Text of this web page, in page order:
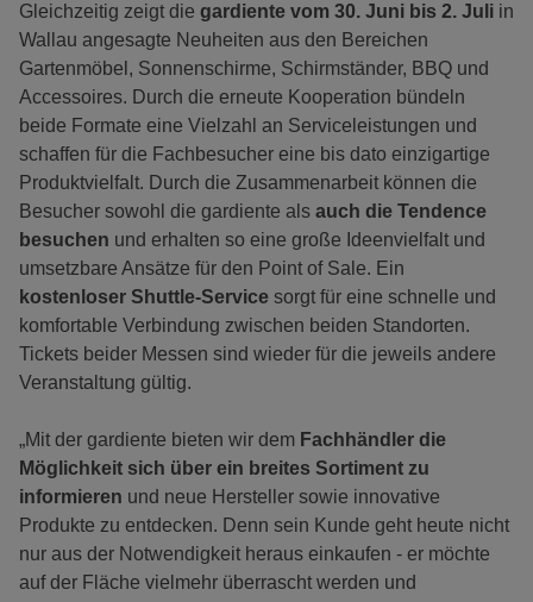
Gleichzeitig zeigt die gardiente vom 30. Juni bis 2. Juli in
Wallau angesagte Neuheiten aus den Bereichen
Gartenmöbel, Sonnenschirme, Schirmständer, BBQ und
Accessoires. Durch die erneute Kooperation bündeln
beide Formate eine Vielzahl an Serviceleistungen und
schaffen für die Fachbesucher eine bis dato einzigartige
Produktvielfalt. Durch die Zusammenarbeit können die
Besucher sowohl die gardiente als auch die Tendence
besuchen und erhalten so eine große Ideenvielfalt und
umsetzbare Ansätze für den Point of Sale. Ein
kostenloser Shuttle-Service sorgt für eine schnelle und
komfortable Verbindung zwischen beiden Standorten.
Tickets beider Messen sind wieder für die jeweils andere
Veranstaltung gültig.
„Mit der gardiente bieten wir dem Fachhändler die
Möglichkeit sich über ein breites Sortiment zu
informieren und neue Hersteller sowie innovative
Produkte zu entdecken. Denn sein Kunde geht heute nicht
nur aus der Notwendigkeit heraus einkaufen - er möchte
auf der Fläche vielmehr überrascht werden und